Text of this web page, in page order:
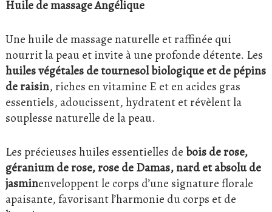
Huile de massage Angélique
Une huile de massage naturelle et raffinée qui
nourrit la peau et invite à une profonde détente. Les
huiles végétales de tournesol biologique et de pépins
de raisin, riches en vitamine E et en acides gras
essentiels, adoucissent, hydratent et révèlent la
souplesse naturelle de la peau.
Les précieuses huiles essentielles de bois de rose,
géranium de rose, rose de Damas, nard et absolu de
jasminenveloppent le corps d’une signature florale
apaisante, favorisant l’harmonie du corps et de